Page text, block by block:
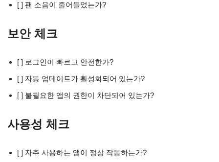
[ ] 팬 소음이 줄어들었는가?
보안 체크
[ ] 로그인이 빠르고 안전한가?
[ ] 자동 업데이트가 활성화되어 있는가?
[ ] 불필요한 앱의 권한이 차단되어 있는가?
사용성 체크
[ ] 자주 사용하는 앱이 정상 작동하는가?